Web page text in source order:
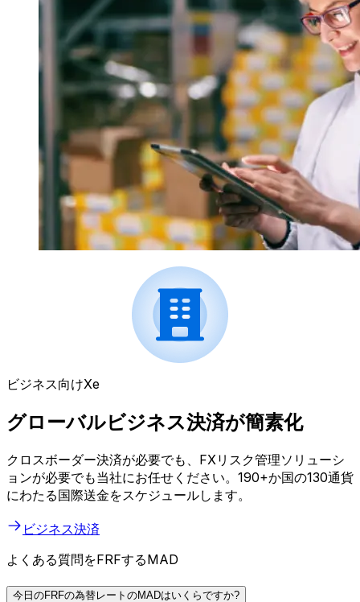
ビジネス向けXe
グローバルビジネス決済が簡素化
クロスボーダー決済が必要でも、FXリスク管理ソリューシ
ョンが必要でも当社にお任せください。190+か国の130通貨
にわたる国際送金をスケジュールします。
ビジネス決済
よくある質問をFRFするMAD
今日のFRFの為替レートのMADはいくらですか?